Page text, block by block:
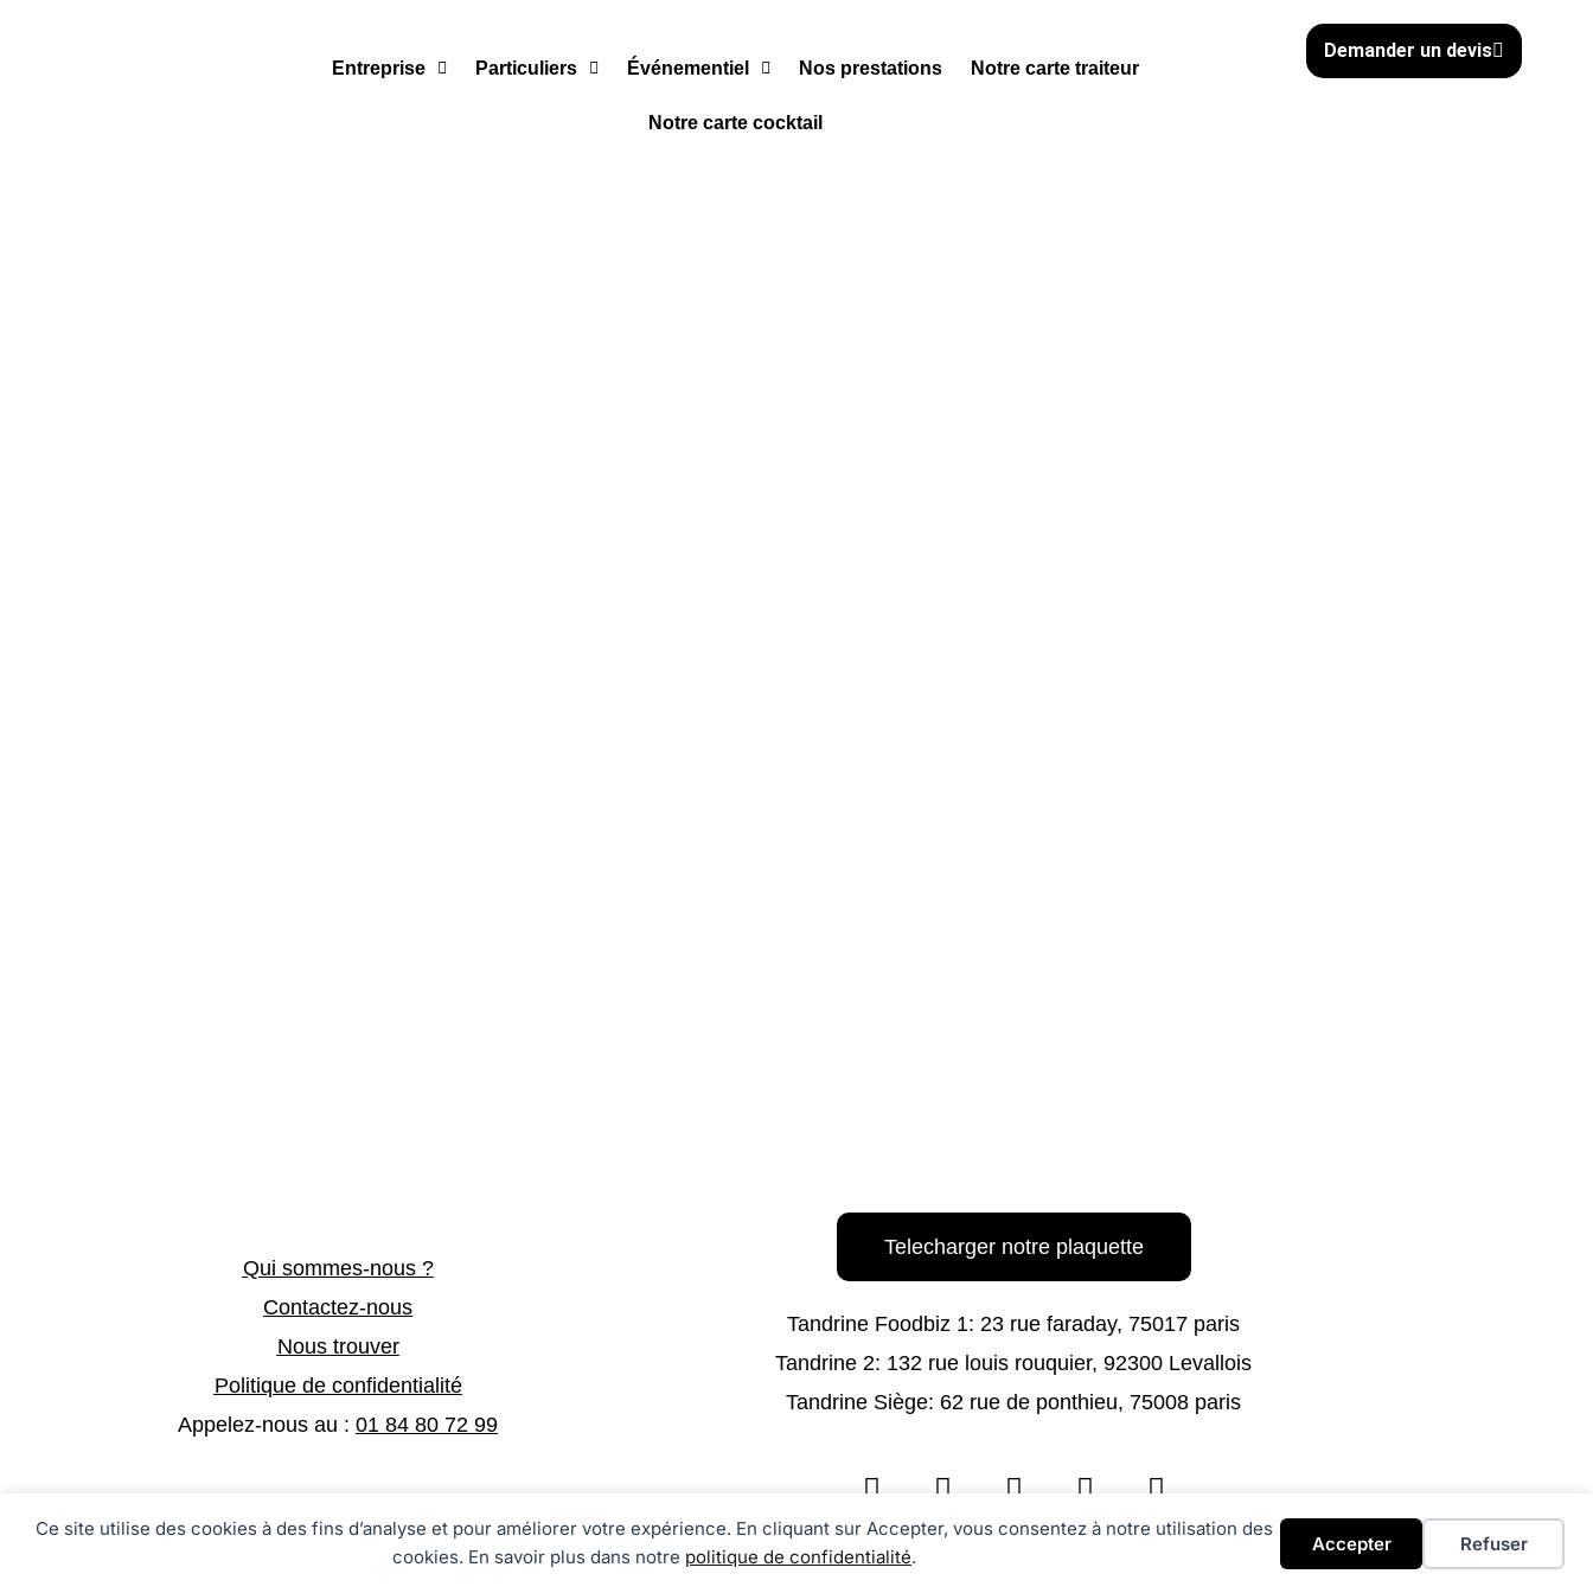
Ce site utilise des cookies à des fins d’analyse et pour améliorer votre expérience. En cliquant sur Accepter, vous consentez à notre utilisation des
cookies. En savoir plus dans notre politique de confidentialité.
Accepter Refuser
Entreprise Particuliers Événementiel Nos prestations Notre carte traiteur
Notre carte cocktail
Demander un devis
Qui sommes-nous ?
Contactez-nous
Nous trouver
Politique de confidentialité
Appelez-nous au : 01 84 80 72 99
Telecharger notre plaquette
Tandrine Foodbiz 1: 23 rue faraday, 75017 paris
Tandrine 2: 132 rue louis rouquier, 92300 Levallois
Tandrine Siège: 62 rue de ponthieu, 75008 paris
F
a
c
e
I
n
s
L
i
n
W
h
a
E
n
v
Copyright © 2026 I Tous droits réservés. I Tandrine Traiteur Événementiel I